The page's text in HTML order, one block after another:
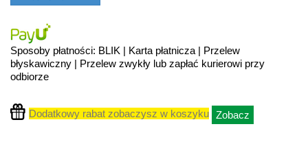
Sposoby płatności: BLIK | Karta płatnicza | Przelew
błyskawiczny | Przelew zwykły lub zapłać kurierowi przy
odbiorze
Dodatkowy rabat zobaczysz w koszyku Zobacz